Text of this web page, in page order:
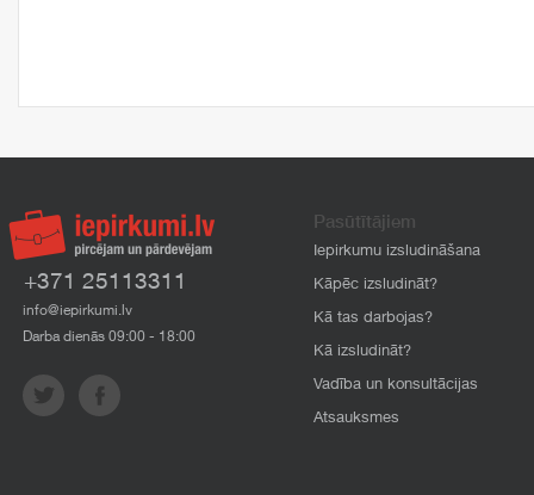
+371 25113311
info@iepirkumi.lv
Darba dienās 09:00 - 18:00
Pasūtītājiem
Iepirkumu izsludināšana
Kāpēc izsludināt?
Kā tas darbojas?
Kā izsludināt?
Vadība un konsultācijas
Atsauksmes